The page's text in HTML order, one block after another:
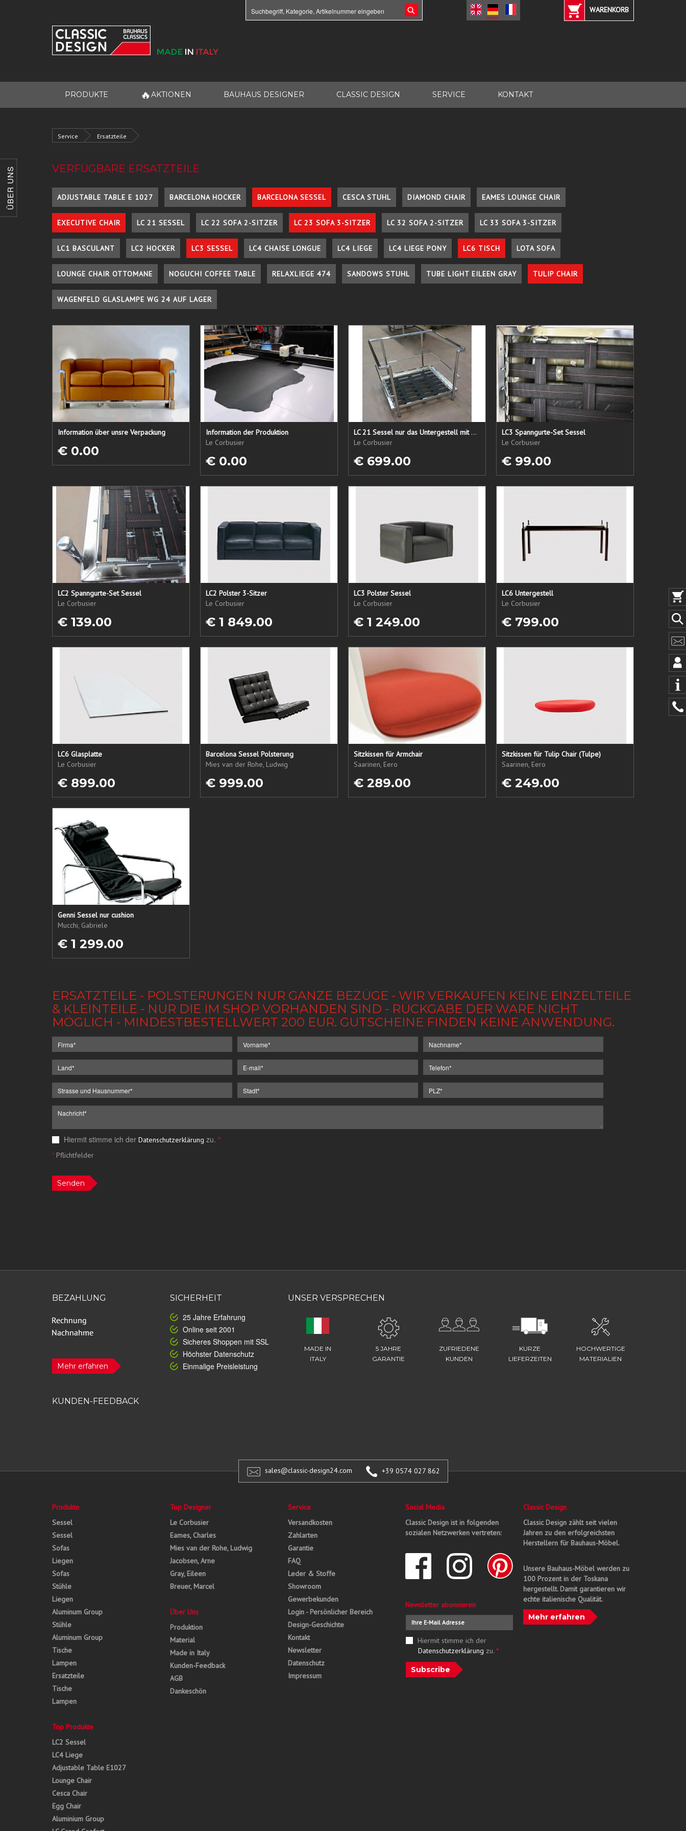
ÜBER UNS
WARENKORB
PRODUKTE 🔥 AKTIONEN BAUHAUS DESIGNER CLASSIC DESIGN SERVICE KONTAKT
Service Ersatzteile
VERFÜGBARE ERSATZTEILE
ADJUSTABLE TABLE E 1027 BARCELONA HOCKER BARCELONA SESSEL CESCA STUHL DIAMOND CHAIR EAMES LOUNGE CHAIR
EXECUTIVE CHAIR LC 21 SESSEL LC 22 SOFA 2-SITZER LC 23 SOFA 3-SITZER LC 32 SOFA 2-SITZER LC 33 SOFA 3-SITZER
LC1 BASCULANT LC2 HOCKER LC3 SESSEL LC4 CHAISE LONGUE LC4 LIEGE LC4 LIEGE PONY LC6 TISCH LOTA SOFA
LOUNGE CHAIR OTTOMANE NOGUCHI COFFEE TABLE RELAXLIEGE 474 SANDOWS STUHL TUBE LIGHT EILEEN GRAY TULIP CHAIR
WAGENFELD GLASLAMPE WG 24 AUF LAGER
Information über unsre Verpackung
€ 0.00
Information der Produktion
Le Corbusier
€ 0.00
LC 21 Sessel nur das Untergestell mit elastischen Straps
Le Corbusier
€ 699.00
LC3 Spanngurte-Set Sessel
Le Corbusier
€ 99.00
LC2 Spanngurte-Set Sessel
Le Corbusier
€ 139.00
LC2 Polster 3-Sitzer
Le Corbusier
€ 1 849.00
LC3 Polster Sessel
Le Corbusier
€ 1 249.00
LC6 Untergestell
Le Corbusier
€ 799.00
LC6 Glasplatte
Le Corbusier
€ 899.00
Barcelona Sessel Polsterung
Mies van der Rohe, Ludwig
€ 999.00
Sitzkissen für Armchair
Saarinen, Eero
€ 289.00
Sitzkissen für Tulip Chair (Tulpe)
Saarinen, Eero
€ 249.00
Genni Sessel nur cushion
Mucchi, Gabriele
€ 1 299.00
ERSATZTEILE - POLSTERUNGEN NUR GANZE BEZÜGE - WIR VERKAUFEN KEINE EINZELTEILE
& KLEINTEILE - NUR DIE IM SHOP VORHANDEN SIND - RÜCKGABE DER WARE NICHT
MÖGLICH - MINDESTBESTELLWERT 200 EUR. GUTSCHEINE FINDEN KEINE ANWENDUNG.
Hiermit stimme ich der Datenschutzerklärung zu. *
*Pflichtfelder
Senden
BEZAHLUNG
Mehr erfahren
SICHERHEIT
25 Jahre Erfahrung
Online seit 2001
Sicheres Shoppen mit SSL
Höchster Datenschutz
Einmalige Preisleistung
UNSER VERSPRECHEN
MADE IN
ITALY
5 JAHRE
GARANTIE
ZUFRIEDENE
KUNDEN
KURZE
LIEFERZEITEN
HOCHWERTIGE
MATERIALIEN
KUNDEN-FEEDBACK
sales@classic-design24.com +39 0574 027 862
Produkte
Sessel
Sessel
Sofas
Liegen
Sofas
Stühle
Liegen
Aluminum Group
Stühle
Aluminum Group
Tische
Lampen
Ersatzteile
Tische
Lampen
Top Produkte
LC2 Sessel
LC4 Liege
Adjustable Table E1027
Lounge Chair
Cesca Chair
Egg Chair
Aluminium Group
Top Designer
Le Corbusier
Eames, Charles
Mies van der Rohe, Ludwig
Jacobsen, Arne
Gray, Eileen
Breuer, Marcel
Über Uns
Produktion
Material
Made in Italy
Kunden-Feedback
AGB
Dankeschön
Service
Versandkosten
Zahlarten
Garantie
FAQ
Leder & Stoffe
Showroom
Gewerbekunden
Login - Persönlicher Bereich
Design-Geschichte
Kontakt
Newsletter
Datenschutz
Impressum
Social Media
Classic Design ist in folgenden
sozialen Netzwerken vertreten:
Newsletter abonnieren
Hiermit stimme ich der
Datenschutzerklärung zu. *
Subscribe
Classic Design
Classic Design zählt seit vielen
Jahren zu den erfolgreichsten
Herstellern für Bauhaus-Möbel.
Unsere Bauhaus-Möbel werden zu
100 Prozent in der Toskana
hergestellt. Damit garantieren wir
echte italienische Qualität.
Mehr erfahren